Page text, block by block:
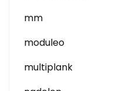
mm
moduleo
multiplank